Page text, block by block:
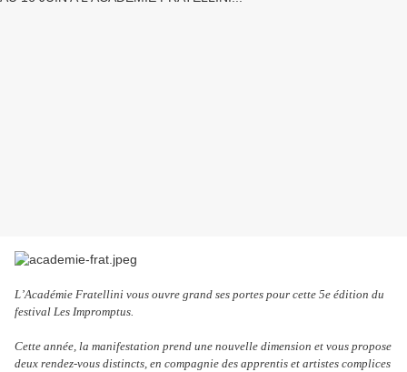
L’Académie Fratellini vous ouvre grand ses portes pour cette 5e édition du
festival Les Impromptus.
Cette année, la manifestation prend une nouvelle dimension et vous propose
deux rendez-vous distincts, en compagnie des apprentis et artistes complices